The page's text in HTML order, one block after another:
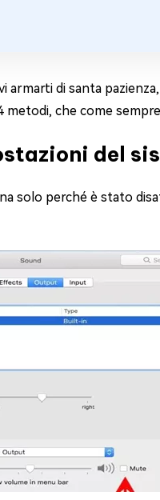
armarti di santa
metodi, che come
del
solo perché è stato